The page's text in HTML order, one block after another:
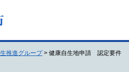
推進グループ > 健康自生地申請 認定要件